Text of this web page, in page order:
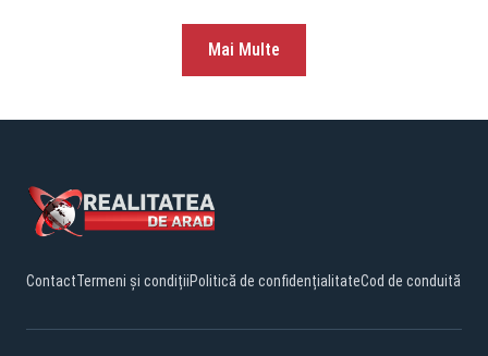
Mai Multe
ContactTermeni și condițiiPolitică de confidențialitateCod de conduită